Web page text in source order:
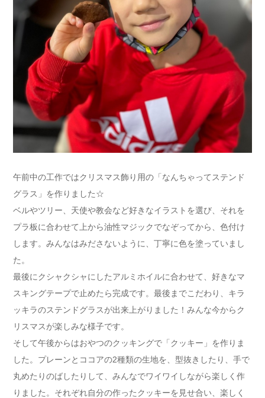
午前中の工作ではクリスマス飾り用の「なんちゃってステンド
グラス」を作りました☆
ベルやツリー、天使や教会など好きなイラストを選び、それを
プラ板に合わせて上から油性マジックでなぞってから、色付け
します。みんなはみださないように、丁寧に色を塗っていまし
た。
最後にクシャクシャにしたアルミホイルに合わせて、好きなマ
スキングテープで止めたら完成です。最後までこだわり、キラ
ッキラのステンドグラスが出来上がりました！みんな今からク
リスマスが楽しみな様子です。
そして午後からはおやつのクッキングで「クッキー」を作りま
した。プレーンとココアの2種類の生地を、型抜きしたり、手で
丸めたりのばしたりして、みんなでワイワイしながら楽しく作
りました。それぞれ自分の作ったクッキーを見せ合い、楽しく